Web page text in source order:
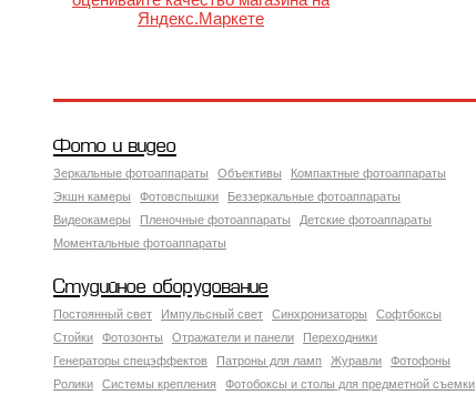
Фото и видео
Зеркальные фотоаппараты Объективы
Компактные фотоаппараты
Экшн камеры
Фотовспышки
Беззеркальные фотоаппараты
Видеокамеры
Пленочные фотоаппараты
Детские фотоаппараты
Моментальные фотоаппараты
Студийное оборудование
Постоянный свет Импульсный свет Синхронизаторы
Софтбоксы
Стойки
Фотозонты Отражатели и панели
Переходники
Генераторы спецэффектов
Патроны для ламп Журавли
Фотофоны
Ролики
Системы крепления
Фотобоксы и столы для предметной съемки